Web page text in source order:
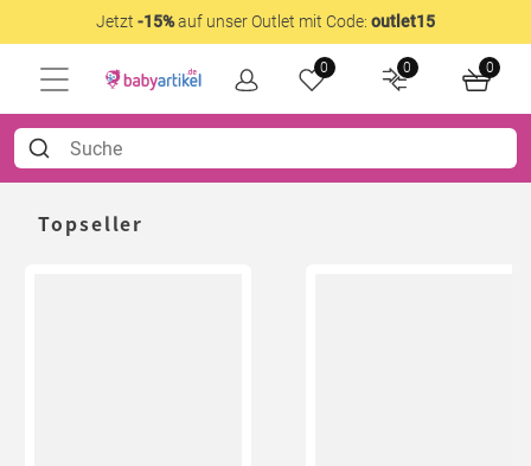
Jetzt -15%auf unser Outlet mit Code: outlet15
0 0 0
Topseller